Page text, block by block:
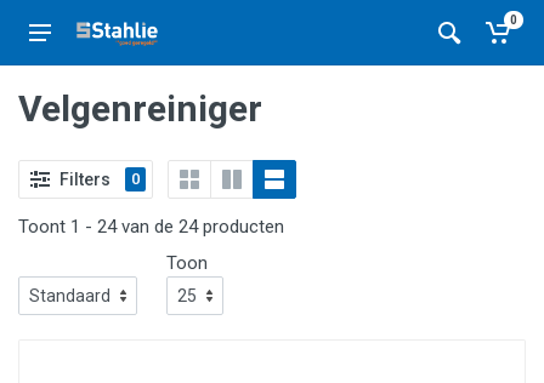
0
Velgenreiniger
Filters 0
Toont 1 - 24 van de 24 producten
Toon